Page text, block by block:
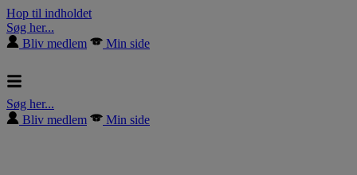
Hop til indholdet
Søg her...
Bliv medlem
Min side
Søg her...
Bliv medlem
Min side